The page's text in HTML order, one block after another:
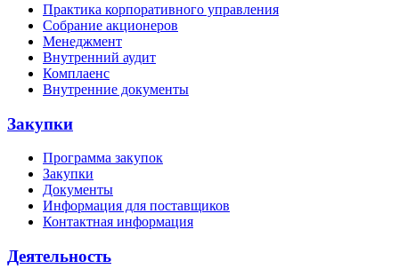
Практика корпоративного управления
Собрание акционеров
Менеджмент
Внутренний аудит
Комплаенс
Внутренние документы
Закупки
Программа закупок
Закупки
Документы
Информация для поставщиков
Контактная информация
Деятельность